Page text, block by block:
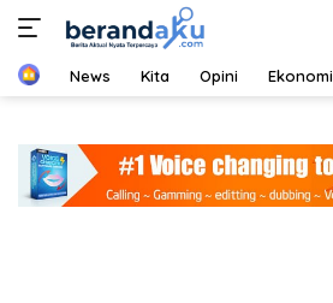
konten
HomeNews Kita Opini Ekonomi